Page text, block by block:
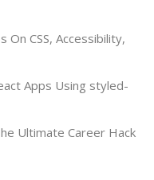
On CSS, Accessibility,
Apps Using styled-
Ultimate Career Hack